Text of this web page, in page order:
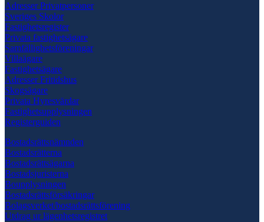
Adresser Privatpersoner
Sveriges Skolor
Fastighetsregister
Privata fastighetsägare
Samfällighetsföreningar
Villaägare
Fastighetsägare
Adresser Fritidshus
Skogsägare
Privata Hyresvärdar
Fastighetsupplysningen
Registerguiden
Bostadsrättsnämnden
Bostadsrätterna
Bostadsrättsägarna
Bostadsjuristerna
Boupplysningen
Bostadsrättsförsäkringar
Bolagsverket/bostadsrättsförening
Utdrag ur lägenhetsregistret